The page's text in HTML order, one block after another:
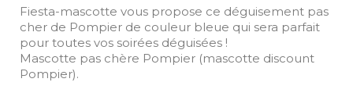
Fiesta-mascotte vous propose ce déguisement pas
cher de Pompier de couleur bleue qui sera parfait
pour toutes vos soirées déguisées !
Mascotte pas chère Pompier (mascotte discount
Pompier).